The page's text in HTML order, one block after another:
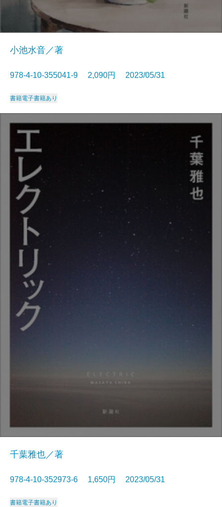
小池水音／著
978-4-10-355041-9 2,090円 2023/05/31
書籍電子書籍あり
千葉雅也／著
978-4-10-352973-6 1,650円 2023/05/31
書籍電子書籍あり